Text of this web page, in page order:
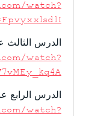
watch?
الدرس الثالث
watch?
الدرس الرابع
watch?